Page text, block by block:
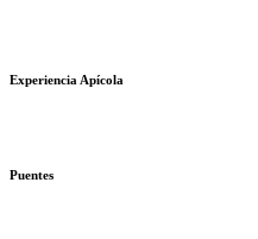
Experiencia Apícola
Puentes